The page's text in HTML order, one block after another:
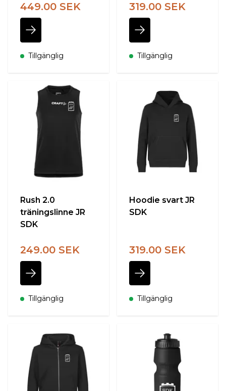
449.00 SEK
Tillgänglig
319.00 SEK
Tillgänglig
Rush 2.0
träningslinne JR
SDK
249.00 SEK
Tillgänglig
Hoodie svart JR
SDK
319.00 SEK
Tillgänglig